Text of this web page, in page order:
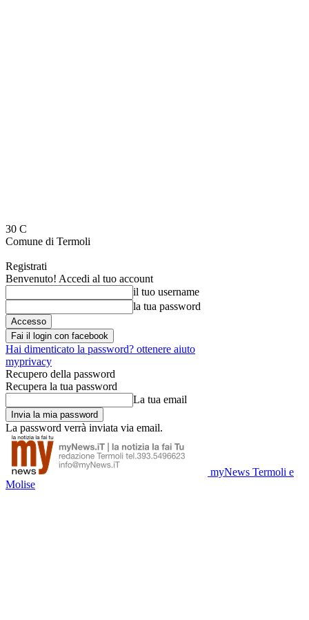
30 C
Comune di Termoli
Registrati
Benvenuto! Accedi al tuo account
il tuo username
la tua password
Fai il login con facebook
Hai dimenticato la password? ottenere aiuto
myprivacy
Recupero della password
Recupera la tua password
La tua email
La password verrà inviata via email.
myNews Termoli e
Molise